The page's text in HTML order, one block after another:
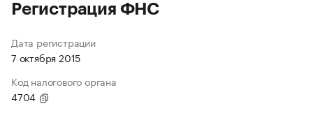
Регистрация ФНС
Дата регистрации
7 октября 2015
Код налогового органа
4704